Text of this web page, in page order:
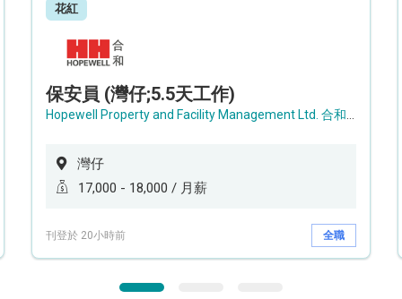
花紅
保安員 (灣仔;5.5天工作)
灣仔
17,000 - 18,000 / 月薪
刊登於 20小時前 全職